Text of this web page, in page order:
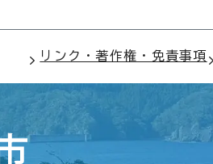
リンク・著作権・免責事項